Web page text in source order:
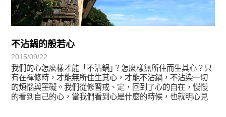
不沾鍋的般若心
2015/09/22
我們的心怎麼樣才能「不沾鍋｣？怎麼樣無所住而生其心？只
有在禪修時，才能無所住生其心，才能不沾鍋，不沾染一切
的煩惱與罣礙。我們從修習戒、定，回到了心的自在，慢慢
的看到自己的心，當我們看到心是什麼的時候，也就明心見